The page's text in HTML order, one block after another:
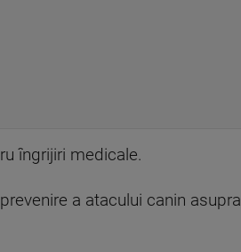
îngrijiri medicale.
a atacului canin asupra